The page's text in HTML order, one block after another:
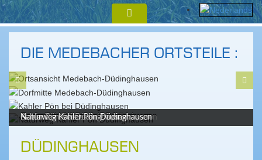
DIE MEDEBACHER ORTSTEILE :
Ortsansicht Medebach-Düdinghausen
Dorfmitte Medebach-Düdinghausen
Kahler Pön bei Düdinghausen
Naturweg Kahler Pön Düdinghausen
DÜDINGHAUSEN